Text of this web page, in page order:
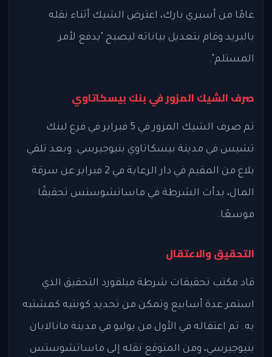
عامًا من أسبري بارك، اعترض الشيك أثناء نقله
بالبريد وقام بتعديل بياناته ليصبح "يدفع لأمر
المستلم".
صرف الشيك المزور في بنك بيسكاتاوي
تم صرف الشيك المزور في 5 فبراير في فرع لبنك
تشيس في مدينة بيسكاتاوي بنيوجيرسي. وبعد تلقي
بلاغ من المقيم في دار الرعاية في 2 فبراير عن سرقة
المال، بدأت الشرطة في ماساتشوستس تحقيقًا
موسعًا.
التحقيق والاعتقال
قاد مكتب تحقيقات شرطة ميلفورد التحقيق الذي
استمر عدة أسابيع وتمكن من تحديد كونتيه كمشتبه
به. تم اعتقاله في الأول من يوليو في مدينة مانالابان
بنيوجيرسي، ومن المتوقع نقله إلى ماساتشوستس